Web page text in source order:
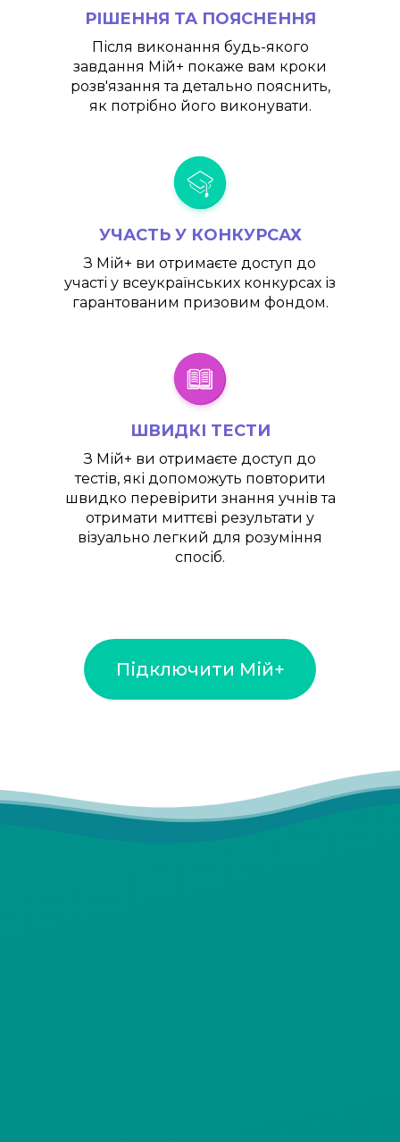
РІШЕННЯ ТА ПОЯСНЕННЯ
Після виконання будь-якого
завдання Мій+ покаже вам кроки
розв'язання та детально пояснить,
як потрібно його виконувати.
УЧАСТЬ У КОНКУРСАХ
З Мій+ ви отримаєте доступ до
участі у всеукраїнських конкурсах із
гарантованим призовим фондом.
ШВИДКІ ТЕСТИ
З Мій+ ви отримаєте доступ до
тестів, які допоможуть повторити
швидко перевірити знання учнів та
отримати миттєві результати у
візуально легкий для розуміння
спосіб.
Підключити Мій+